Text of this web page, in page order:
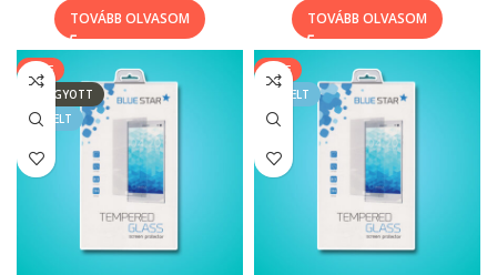
TOVÁBB OLVASOM TOVÁBB OLVASOM
SALE
ELFOGYOTT
KIEMELT
SALE
KIEMELT